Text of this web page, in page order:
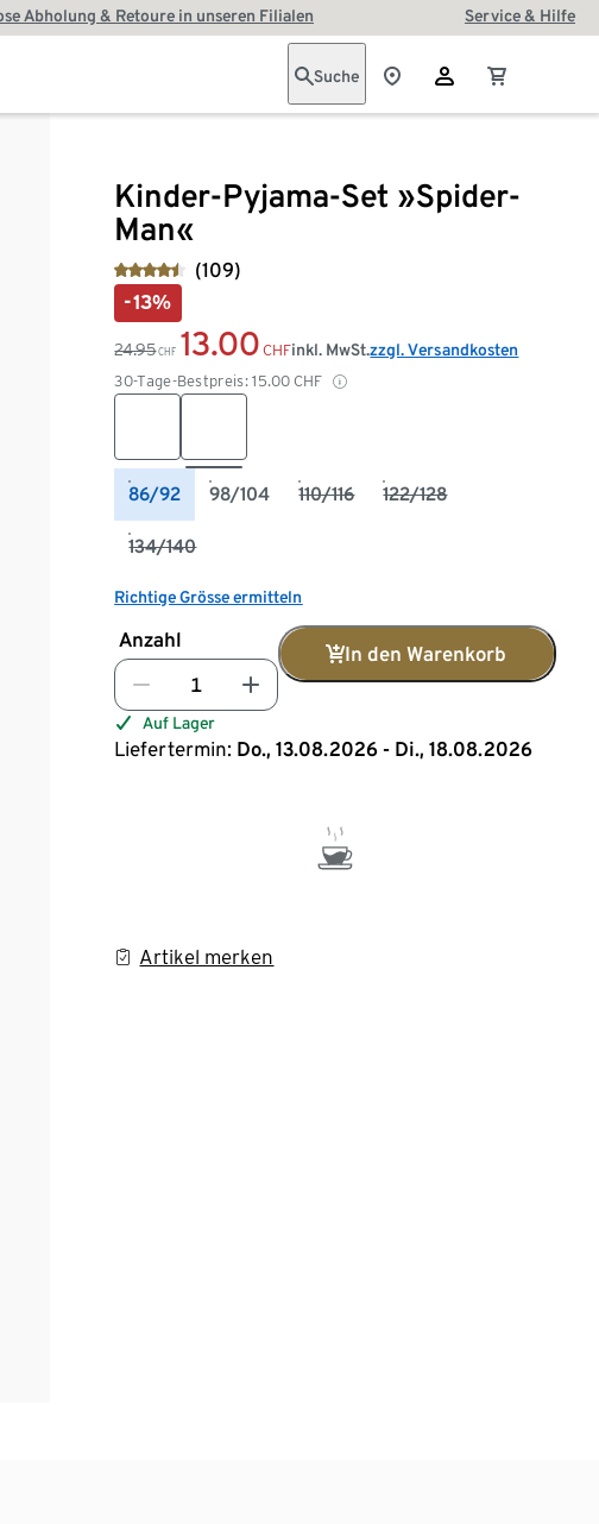
Abholung & Retoure in unseren Filialen Service & Hilfe
Suche
Kinder-Pyjama-Set »Spider-
Man«
(109)
-13%
24.95 CHF 13.00 CHF
30-Tage-Bestpreis: 15.00 CHF
inkl. MwSt.zzgl. Versandkosten
86/92 98/104 110/116 122/128
134/140
Richtige Grösse ermitteln
Anzahl
In den Warenkorb
Auf Lager
Liefertermin: Do., 13.08.2026 - Di., 18.08.2026
Artikel merken